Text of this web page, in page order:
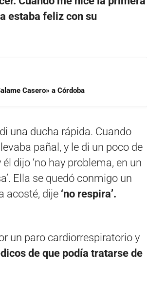
estaba feliz con su
Casero» a Córdoba
una ducha rápida. Cuando
pañal, y le di un poco de
dijo ‘no hay problema, en un
Ella se quedó conmigo un
acosté, dije ‘no respira’.
un paro cardiorrespiratorio y
de que podía tratarse de